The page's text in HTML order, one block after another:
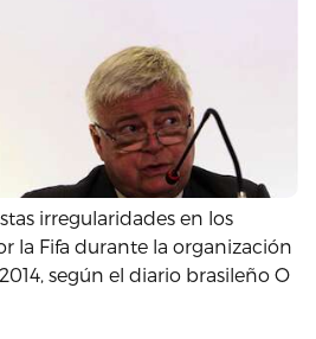
irregularidades en los
la Fifa durante la organización
según el diario brasileño O